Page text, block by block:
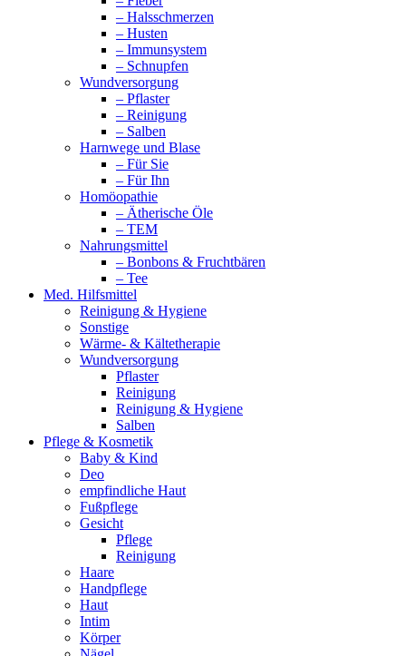
– Halsschmerzen
– Husten
– Immunsystem
– Schnupfen
Wundversorgung
– Pflaster
– Reinigung
– Salben
Harnwege und Blase
– Für Sie
– Für Ihn
Homöopathie
– Ätherische Öle
– TEM
Nahrungsmittel
– Bonbons & Fruchtbären
– Tee
Med. Hilfsmittel
Reinigung & Hygiene
Sonstige
Wärme- & Kältetherapie
Wundversorgung
Pflaster
Reinigung
Reinigung & Hygiene
Salben
Pflege & Kosmetik
Baby & Kind
Deo
empfindliche Haut
Fußpflege
Gesicht
Pflege
Reinigung
Haare
Handpflege
Haut
Intim
Körper